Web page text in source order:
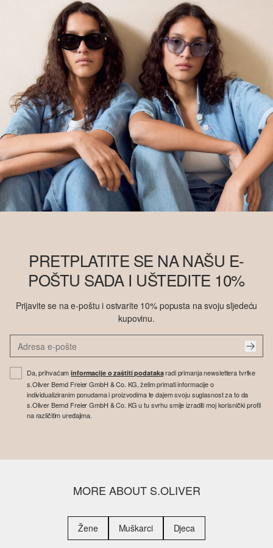
PRETPLATITE SE NA NAŠU E-
POŠTU SADA I UŠTEDITE 10%
Prijavite se na e-poštu i ostvarite 10% popusta na svoju sljedeću
kupovinu.
Da, prihvaćaminformacije o zaštiti podatakaradi primanja newslettera tvrtke
s.Oliver Bernd Freier GmbH & Co. KG, želim primati informacije o
individualiziranim ponudama i proizvodima te dajem svoju suglasnost za to da
s.Oliver Bernd Freier GmbH & Co. KG u tu svrhu smije izraditi moj korisnički profil
na različitim uređajima.
MORE ABOUT S.OLIVER
Žene Muškarci Djeca